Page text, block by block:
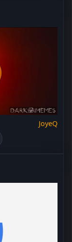
JoyeQ